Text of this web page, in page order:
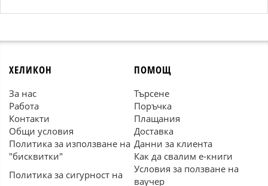
ХЕЛИКОН
За нас
Работа
Контакти
Общи условия
Политика за използване на
"бисквитки"
Политика за сигурност на
ПОМОЩ
Търсене
Поръчка
Плащания
Доставка
Данни за клиента
Как да свалим е-книги
Условия за ползване на
ваучер